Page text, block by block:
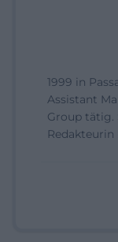
1999 in
Assistant
Group tätig.
Redakteurin